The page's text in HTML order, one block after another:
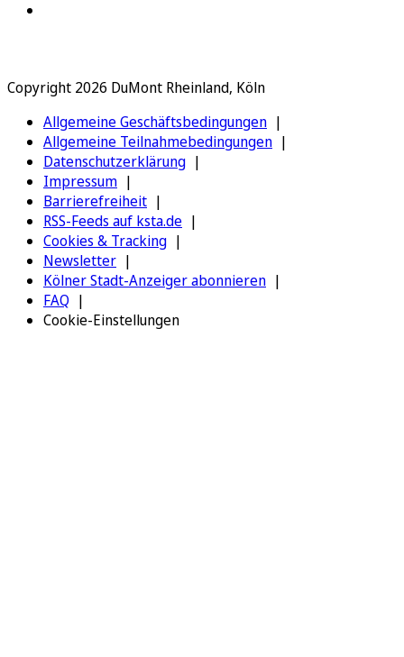
Copyright 2026 DuMont Rheinland, Köln
Allgemeine Geschäftsbedingungen
Allgemeine Teilnahmebedingungen
Datenschutzerklärung
Impressum
Barrierefreiheit
RSS-Feeds auf ksta.de
Cookies & Tracking
Newsletter
Kölner Stadt-Anzeiger abonnieren
FAQ
Cookie-Einstellungen